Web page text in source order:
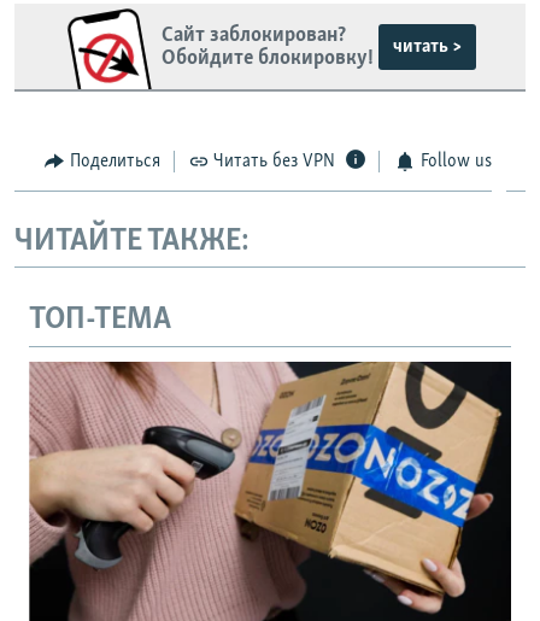
Сайт заблокирован?
Обойдите блокировку!
читать >
Поделиться Читать без VPN Follow us
ЧИТАЙТЕ ТАКЖЕ:
ТОП-ТЕМА